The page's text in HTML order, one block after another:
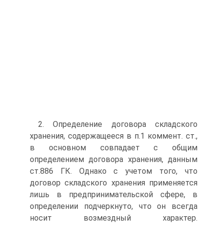
2. Определение договора складского
хранения, содержащееся в п.1 коммент. ст.,
в основном совпадает с общим
определением договора хранения, данным
ст.886 ГК. Однако с учетом того, что
договор складского хранения применяется
лишь в предпринимательской сфере, в
определении подчеркнуто, что он всегда
носит возмездный характер.